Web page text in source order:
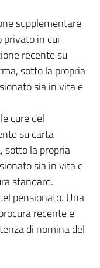
supplementare
privato in cui
recente su
sotto la propria
sia in vita e
cure del
su carta
sotto la propria
sia in vita e
standard.
pensionato. Una
recente e
di nomina del